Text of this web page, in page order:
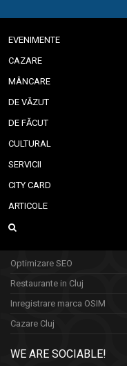
EVENIMENTE
CAZARE
MÂNCARE
DE VĂZUT
DE FĂCUT
CULTURAL
SERVICII
CITY CARD
ARTICOLE
Optimizare SEO
Restaurante in Cluj
Inregistrare marca OSIM
Cazare Cluj
WE ARE SOCIABLE!